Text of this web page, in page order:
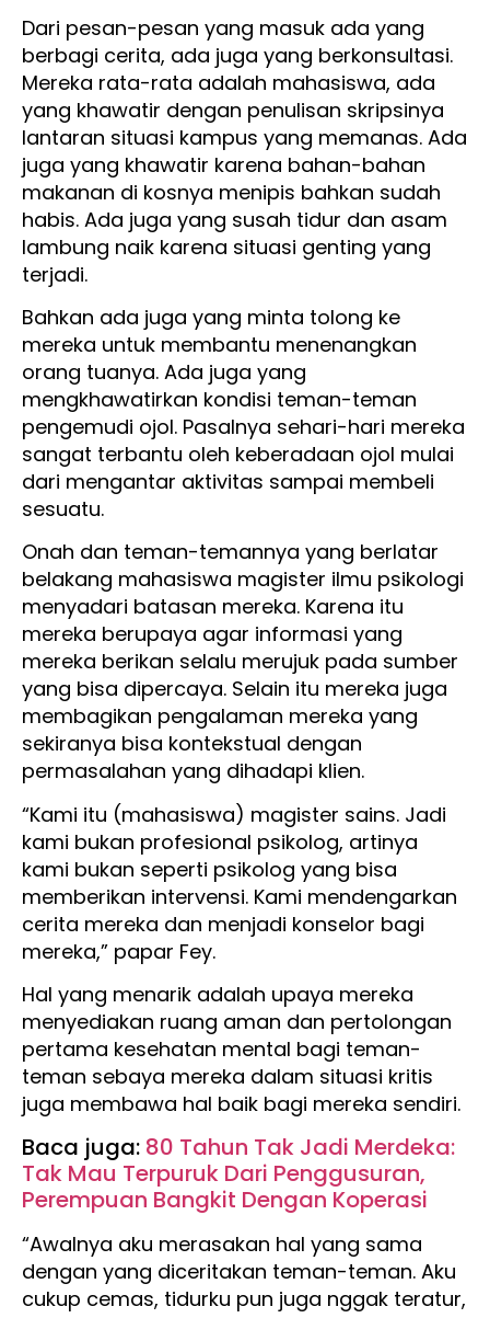
Dari pesan-pesan yang masuk ada yang
berbagi cerita, ada juga yang berkonsultasi.
Mereka rata-rata adalah mahasiswa, ada
yang khawatir dengan penulisan skripsinya
lantaran situasi kampus yang memanas. Ada
juga yang khawatir karena bahan-bahan
makanan di kosnya menipis bahkan sudah
habis. Ada juga yang susah tidur dan asam
lambung naik karena situasi genting yang
terjadi.
Bahkan ada juga yang minta tolong ke
mereka untuk membantu menenangkan
orang tuanya. Ada juga yang
mengkhawatirkan kondisi teman-teman
pengemudi ojol. Pasalnya sehari-hari mereka
sangat terbantu oleh keberadaan ojol mulai
dari mengantar aktivitas sampai membeli
sesuatu.
Onah dan teman-temannya yang berlatar
belakang mahasiswa magister ilmu psikologi
menyadari batasan mereka. Karena itu
mereka berupaya agar informasi yang
mereka berikan selalu merujuk pada sumber
yang bisa dipercaya. Selain itu mereka juga
membagikan pengalaman mereka yang
sekiranya bisa kontekstual dengan
permasalahan yang dihadapi klien.
“Kami itu (mahasiswa) magister sains. Jadi
kami bukan profesional psikolog, artinya
kami bukan seperti psikolog yang bisa
memberikan intervensi. Kami mendengarkan
cerita mereka dan menjadi konselor bagi
mereka,” papar Fey.
Hal yang menarik adalah upaya mereka
menyediakan ruang aman dan pertolongan
pertama kesehatan mental bagi teman-
teman sebaya mereka dalam situasi kritis
juga membawa hal baik bagi mereka sendiri.
Baca juga: 80 Tahun Tak Jadi Merdeka:
Tak Mau Terpuruk Dari Penggusuran,
Perempuan Bangkit Dengan Koperasi
“Awalnya aku merasakan hal yang sama
dengan yang diceritakan teman-teman. Aku
cukup cemas, tidurku pun juga nggak teratur,